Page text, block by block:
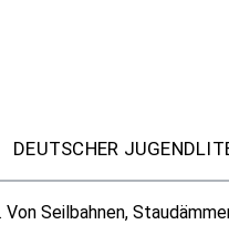
DEUTSCHER
Von Seilbahnen,